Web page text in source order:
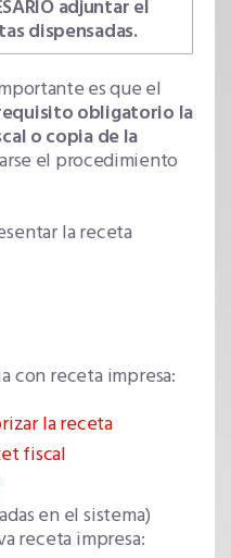
adjuntar el
dispensadas.
es que el
obligatorio la
o copia de la
el procedimiento
la receta
con receta impresa:
la receta
fiscal
en el sistema)
receta impresa: